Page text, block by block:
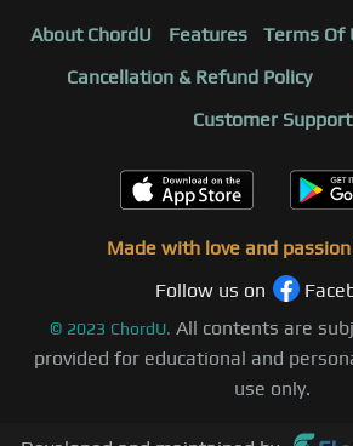
About ChordU Features Terms Of
Cancellation & Refund Policy
Customer Support
Made with love and
Follow us on
© 2023 ChordU. All contents are
provided for educational and
use only.